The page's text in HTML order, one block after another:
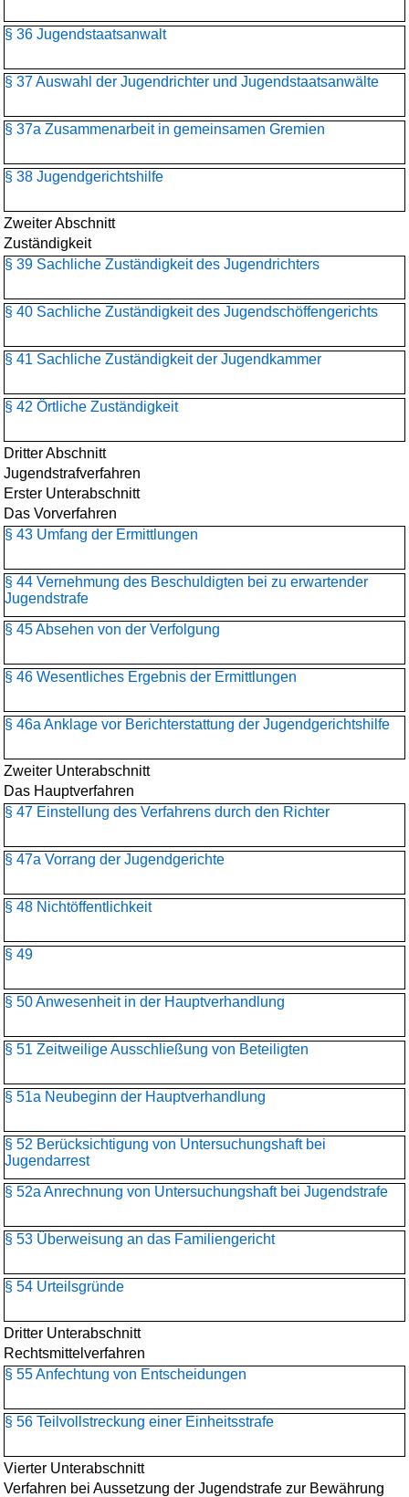
§ 36 Jugendstaatsanwalt
§ 37 Auswahl der Jugendrichter und Jugendstaatsanwälte
§ 37a Zusammenarbeit in gemeinsamen Gremien
§ 38 Jugendgerichtshilfe
Zweiter Abschnitt
Zuständigkeit
§ 39 Sachliche Zuständigkeit des Jugendrichters
§ 40 Sachliche Zuständigkeit des Jugendschöffengerichts
§ 41 Sachliche Zuständigkeit der Jugendkammer
§ 42 Örtliche Zuständigkeit
Dritter Abschnitt
Jugendstrafverfahren
Erster Unterabschnitt
Das Vorverfahren
§ 43 Umfang der Ermittlungen
§ 44 Vernehmung des Beschuldigten bei zu erwartender
Jugendstrafe
§ 45 Absehen von der Verfolgung
§ 46 Wesentliches Ergebnis der Ermittlungen
§ 46a Anklage vor Berichterstattung der Jugendgerichtshilfe
Zweiter Unterabschnitt
Das Hauptverfahren
§ 47 Einstellung des Verfahrens durch den Richter
§ 47a Vorrang der Jugendgerichte
§ 48 Nichtöffentlichkeit
§ 49
§ 50 Anwesenheit in der Hauptverhandlung
§ 51 Zeitweilige Ausschließung von Beteiligten
§ 51a Neubeginn der Hauptverhandlung
§ 52 Berücksichtigung von Untersuchungshaft bei
Jugendarrest
§ 52a Anrechnung von Untersuchungshaft bei Jugendstrafe
§ 53 Überweisung an das Familiengericht
§ 54 Urteilsgründe
Dritter Unterabschnitt
Rechtsmittelverfahren
§ 55 Anfechtung von Entscheidungen
§ 56 Teilvollstreckung einer Einheitsstrafe
Vierter Unterabschnitt
Verfahren bei Aussetzung der Jugendstrafe zur Bewährung